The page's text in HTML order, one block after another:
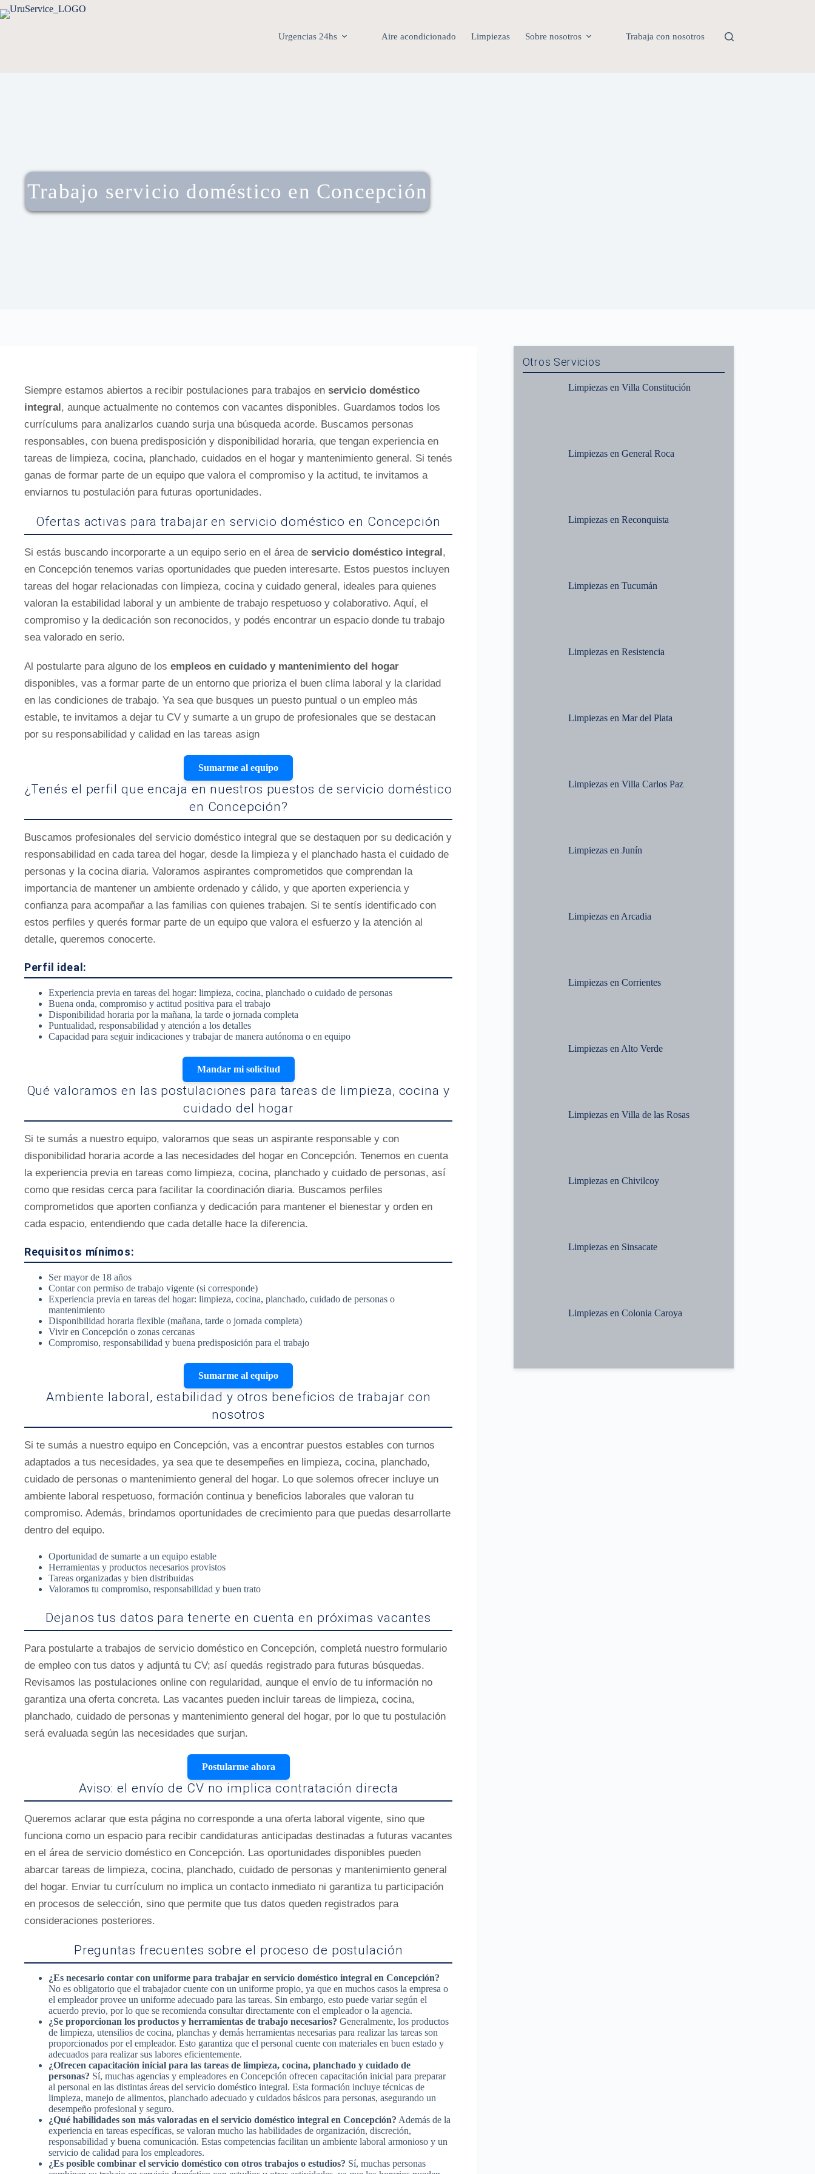
Urgencias 24hs Aire acondicionado Limpiezas Sobre nosotros Trabaja con nosotros
Trabajo servicio doméstico en Concepción
Siempre estamos abiertos a recibir postulaciones para trabajos en servicio doméstico
integral, aunque actualmente no contemos con vacantes disponibles. Guardamos todos los
currículums para analizarlos cuando surja una búsqueda acorde. Buscamos personas
responsables, con buena predisposición y disponibilidad horaria, que tengan experiencia en
tareas de limpieza, cocina, planchado, cuidados en el hogar y mantenimiento general. Si tenés
ganas de formar parte de un equipo que valora el compromiso y la actitud, te invitamos a
enviarnos tu postulación para futuras oportunidades.
Ofertas activas para trabajar en servicio doméstico en Concepción
Si estás buscando incorporarte a un equipo serio en el área de servicio doméstico integral,
en Concepción tenemos varias oportunidades que pueden interesarte. Estos puestos incluyen
tareas del hogar relacionadas con limpieza, cocina y cuidado general, ideales para quienes
valoran la estabilidad laboral y un ambiente de trabajo respetuoso y colaborativo. Aquí, el
compromiso y la dedicación son reconocidos, y podés encontrar un espacio donde tu trabajo
sea valorado en serio.
Al postularte para alguno de los empleos en cuidado y mantenimiento del hogar
disponibles, vas a formar parte de un entorno que prioriza el buen clima laboral y la claridad
en las condiciones de trabajo. Ya sea que busques un puesto puntual o un empleo más
estable, te invitamos a dejar tu CV y sumarte a un grupo de profesionales que se destacan
por su responsabilidad y calidad en las tareas asign
Sumarme al equipo
¿Tenés el perfil que encaja en nuestros puestos de servicio doméstico
en Concepción?
Buscamos profesionales del servicio doméstico integral que se destaquen por su dedicación y
responsabilidad en cada tarea del hogar, desde la limpieza y el planchado hasta el cuidado de
personas y la cocina diaria. Valoramos aspirantes comprometidos que comprendan la
importancia de mantener un ambiente ordenado y cálido, y que aporten experiencia y
confianza para acompañar a las familias con quienes trabajen. Si te sentís identificado con
estos perfiles y querés formar parte de un equipo que valora el esfuerzo y la atención al
detalle, queremos conocerte.
Perfil ideal:
Experiencia previa en tareas del hogar: limpieza, cocina, planchado o cuidado de personas
Buena onda, compromiso y actitud positiva para el trabajo
Disponibilidad horaria por la mañana, la tarde o jornada completa
Puntualidad, responsabilidad y atención a los detalles
Capacidad para seguir indicaciones y trabajar de manera autónoma o en equipo
Mandar mi solicitud
Qué valoramos en las postulaciones para tareas de limpieza, cocina y
cuidado del hogar
Si te sumás a nuestro equipo, valoramos que seas un aspirante responsable y con
disponibilidad horaria acorde a las necesidades del hogar en Concepción. Tenemos en cuenta
la experiencia previa en tareas como limpieza, cocina, planchado y cuidado de personas, así
como que residas cerca para facilitar la coordinación diaria. Buscamos perfiles
comprometidos que aporten confianza y dedicación para mantener el bienestar y orden en
cada espacio, entendiendo que cada detalle hace la diferencia.
Requisitos mínimos:
Ser mayor de 18 años
Contar con permiso de trabajo vigente (si corresponde)
Experiencia previa en tareas del hogar: limpieza, cocina, planchado, cuidado de personas o
mantenimiento
Disponibilidad horaria flexible (mañana, tarde o jornada completa)
Vivir en Concepción o zonas cercanas
Compromiso, responsabilidad y buena predisposición para el trabajo
Sumarme al equipo
Ambiente laboral, estabilidad y otros beneficios de trabajar con
nosotros
Si te sumás a nuestro equipo en Concepción, vas a encontrar puestos estables con turnos
adaptados a tus necesidades, ya sea que te desempeñes en limpieza, cocina, planchado,
cuidado de personas o mantenimiento general del hogar. Lo que solemos ofrecer incluye un
ambiente laboral respetuoso, formación continua y beneficios laborales que valoran tu
compromiso. Además, brindamos oportunidades de crecimiento para que puedas desarrollarte
dentro del equipo.
Oportunidad de sumarte a un equipo estable
Herramientas y productos necesarios provistos
Tareas organizadas y bien distribuidas
Valoramos tu compromiso, responsabilidad y buen trato
Dejanos tus datos para tenerte en cuenta en próximas vacantes
Para postularte a trabajos de servicio doméstico en Concepción, completá nuestro formulario
de empleo con tus datos y adjuntá tu CV; así quedás registrado para futuras búsquedas.
Revisamos las postulaciones online con regularidad, aunque el envío de tu información no
garantiza una oferta concreta. Las vacantes pueden incluir tareas de limpieza, cocina,
planchado, cuidado de personas y mantenimiento general del hogar, por lo que tu postulación
será evaluada según las necesidades que surjan.
Postularme ahora
Aviso: el envío de CV no implica contratación directa
Queremos aclarar que esta página no corresponde a una oferta laboral vigente, sino que
funciona como un espacio para recibir candidaturas anticipadas destinadas a futuras vacantes
en el área de servicio doméstico en Concepción. Las oportunidades disponibles pueden
abarcar tareas de limpieza, cocina, planchado, cuidado de personas y mantenimiento general
del hogar. Enviar tu currículum no implica un contacto inmediato ni garantiza tu participación
en procesos de selección, sino que permite que tus datos queden registrados para
consideraciones posteriores.
Preguntas frecuentes sobre el proceso de postulación
¿Es necesario contar con uniforme para trabajar en servicio doméstico integral en Concepción?
No es obligatorio que el trabajador cuente con un uniforme propio, ya que en muchos casos la empresa o
el empleador provee un uniforme adecuado para las tareas. Sin embargo, esto puede variar según el
acuerdo previo, por lo que se recomienda consultar directamente con el empleador o la agencia.
¿Se proporcionan los productos y herramientas de trabajo necesarios? Generalmente, los productos
de limpieza, utensilios de cocina, planchas y demás herramientas necesarias para realizar las tareas son
proporcionados por el empleador. Esto garantiza que el personal cuente con materiales en buen estado y
adecuados para realizar sus labores eficientemente.
¿Ofrecen capacitación inicial para las tareas de limpieza, cocina, planchado y cuidado de
personas? Sí, muchas agencias y empleadores en Concepción ofrecen capacitación inicial para preparar
al personal en las distintas áreas del servicio doméstico integral. Esta formación incluye técnicas de
limpieza, manejo de alimentos, planchado adecuado y cuidados básicos para personas, asegurando un
desempeño profesional y seguro.
¿Qué habilidades son más valoradas en el servicio doméstico integral en Concepción? Además de la
experiencia en tareas específicas, se valoran mucho las habilidades de organización, discreción,
responsabilidad y buena comunicación. Estas competencias facilitan un ambiente laboral armonioso y un
servicio de calidad para los empleadores.
¿Es posible combinar el servicio doméstico con otros trabajos o estudios? Sí, muchas personas
Otros Servicios
Limpiezas en Villa Constitución
Limpiezas en General Roca
Limpiezas en Reconquista
Limpiezas en Tucumán
Limpiezas en Resistencia
Limpiezas en Mar del Plata
Limpiezas en Villa Carlos Paz
Limpiezas en Junín
Limpiezas en Arcadia
Limpiezas en Corrientes
Limpiezas en Alto Verde
Limpiezas en Villa de las Rosas
Limpiezas en Chivilcoy
Limpiezas en Sinsacate
Limpiezas en Colonia Caroya